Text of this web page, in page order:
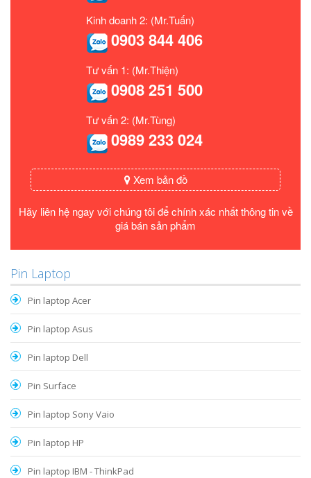
Kinh doanh 2: (Mr.Tuấn)
0903 844 406
Tư vấn 1: (Mr.Thiện)
0908 251 500
Tư vấn 2: (Mr.Tùng)
0989 233 024
Xem bản đồ
Hãy liên hệ ngay với chúng tôi để chính xác nhất thông tin về
giá bán sản phẩm
Pin Laptop
Pin laptop Acer
Pin laptop Asus
Pin laptop Dell
Pin Surface
Pin laptop Sony Vaio
Pin laptop HP
Pin laptop IBM - ThinkPad